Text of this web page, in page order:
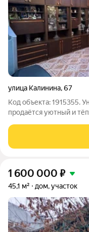
улица Калинина,67
Код объекта: 1915355.
продаётся уютный и
идеально подходящий
комфорт. Дом построен
1 600 000 ₽
45,1 м² дом, участок